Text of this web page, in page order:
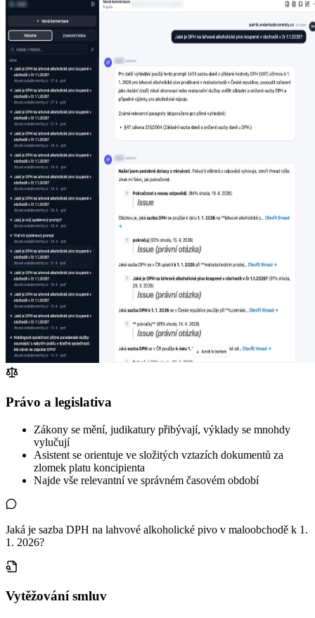
Právo a legislativa
Zákony se mění, judikatury přibývají, výklady se mnohdy
vylučují
Asistent se orientuje ve složitých vztazích dokumentů za
zlomek platu koncipienta
Najde vše relevantní ve správném časovém období
Jaká je sazba DPH na lahvové alkoholické pivo v maloobchodě k 1.
1. 2026?
Vytěžování smluv